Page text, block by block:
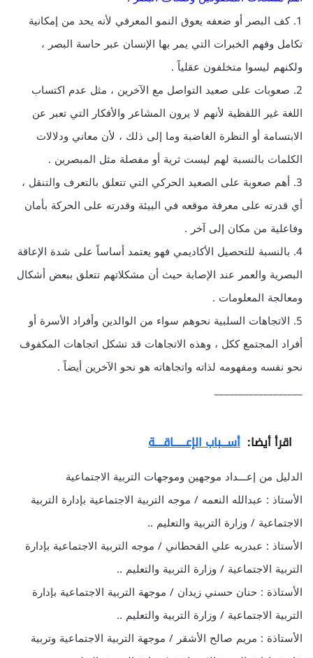
1. كف البصر أو ضعفه يعوق النمو المعرفي لأنه يحد من إمكانية
تكامل وفهم الخبرات التي يمر بها الإنسان عبر حاسة البصر ،
ولكنهم ليسوا متخلفون عقلياً .
2. صعوبات على صعيد التواصل مع الآخرين ، مثل عدم اكتساب
اللغة غير اللفظية لأنهم لا يرون المشاعر والأفكار التي تعبر عن
الابتسامة أو النظرة الغاضبة وما إلى ذلك ، لأن معاني ودلالات
الكلمات بالنسبة لهم ليست ثرية أو مفصلة مثل المبصرين .
3. أهم صعوبة على الصعيد الحركي التي تتعلق بالتعرف والتنقل ،
أي قدرته على معرفة موقعه في البيئة وقدرته على الحركة بأمان
وفاعلية من مكان إلى آخر .
4. بالنسبة للتحصيل الأكاديمي فهو يعتمد أساساً على شدة الإعاقة
البصرية والعمر عند الإصابة حيث أن مشكلاتهم تتعلق ببعض أشكال
ومعالجة المعلومات .
5. الاتجاهات السلبية نحوهم سواء من الوالدين وأفراد الأسرة أو
أفراد المجتمع ككل ، وهذه الاتجاهات قد تشكل اتجاهات المكفوف
نحو نفسه ومفهومه لذاته واتجاهاته هو نحو الآخرين أيضاً .
__________________
اقرأ أيضا: أســـباب الإعــــــاقــــة
الدليل من إعـــداد موجهين وموجهات التربية الاجتماعية
الأستاذ : عبدالله النعمه / موجه التربية الاجتماعية بإدارة التربية
الاجتماعية / وزارة التربية والتعليم ..
الأستاذ : عبدربه علي القحطاني / موجه التربية الاجتماعية بإدارة
التربية الاجتماعية / وزارة التربية والتعليم ..
الأستاذة : حنان حسني زيدان / موجهة التربية الاجتماعية بإدارة
التربية الاجتماعية / وزارة التربية والتعليم ..
الأستاذة : مريم صالح الأشقر / موجهة التربية الاجتماعية وتربية